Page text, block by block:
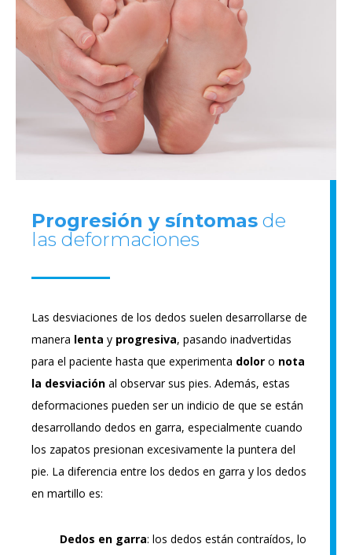
Progresión y síntomas de
las deformaciones
Las desviaciones de los dedos suelen desarrollarse de
manera lenta y progresiva, pasando inadvertidas
para el paciente hasta que experimenta dolor o nota
la desviación al observar sus pies. Además, estas
deformaciones pueden ser un indicio de que se están
desarrollando dedos en garra, especialmente cuando
los zapatos presionan excesivamente la puntera del
pie. La diferencia entre los dedos en garra y los dedos
en martillo es:
Dedos en garra: los dedos están contraídos, lo